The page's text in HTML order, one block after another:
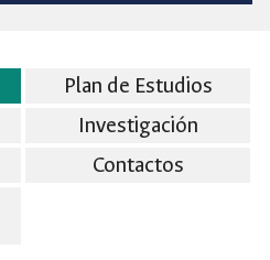
Plan de Estudios
Investigación
Contactos